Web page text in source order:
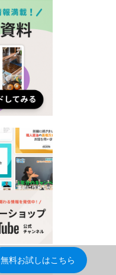
無料お試しはこちら